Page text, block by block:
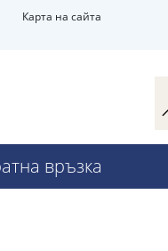
Карта на сайта
връзка